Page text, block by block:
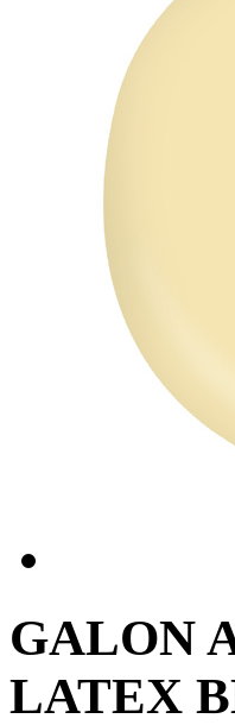
GALON
LATEX